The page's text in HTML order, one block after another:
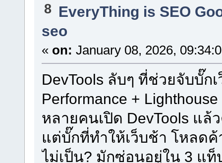
8 EveryThing is SEO
seo
« on: January 08, 2026,
DevTools ลับๆ ที่ช่วยจับบั๊ก
Performance +
หลายคนเปิด DevTools แล้
แต่บั๊กที่ทำให้เว็บช้า โหลดค้
ไม่เป็น? มักซ่อนอยู่ใน 3 แท็